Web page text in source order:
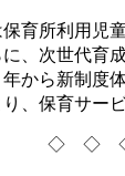
所利用
、次世代
ら新制度
保育サー